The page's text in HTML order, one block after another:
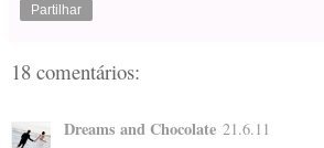
Partilhar
18 comentários:
Dreams and Chocolate 21.6.11